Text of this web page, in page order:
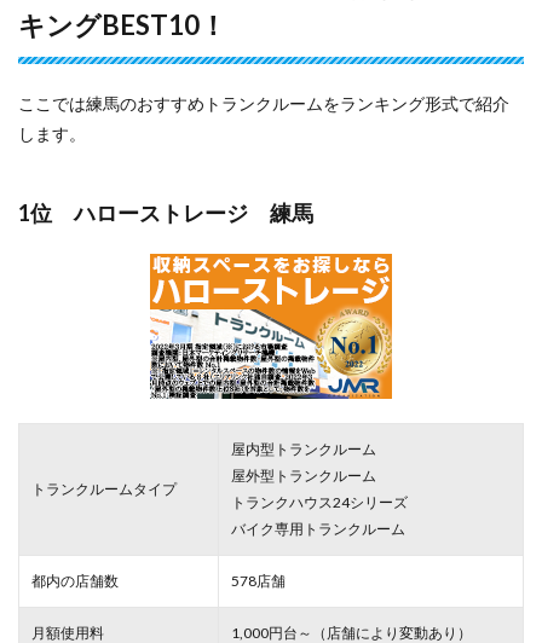
キングBEST10！
ここでは練馬のおすすめトランクルームをランキング形式で紹介
します。
1位 ハローストレージ 練馬
トランクルームタイプ
屋内型トランクルーム
屋外型トランクルーム
トランクハウス24シリーズ
バイク専用トランクルーム
都内の店舗数 578店舗
月額使用料 1,000円台～（店舗により変動あり）